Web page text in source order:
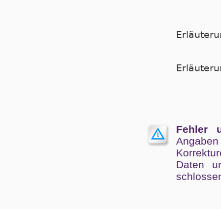
Fehler
Angaben
Da­ten